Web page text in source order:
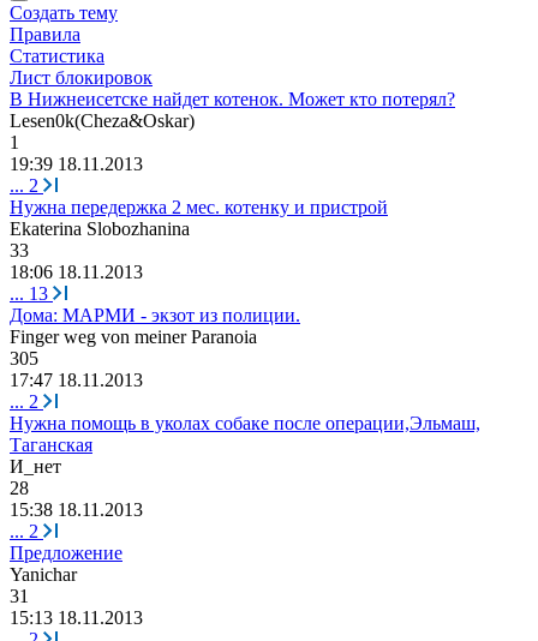
Создать тему
Правила
Статистика
Лист блокировок
В Нижнеисетске найдет котенок. Может кто потерял?
Lesen0k(Cheza&Oskar)
1
19:39 18.11.2013
... 2
Нужна передержка 2 мес. котенку и пристрой
Ekaterina Slobozhanina
33
18:06 18.11.2013
... 13
Дома: МАРМИ - экзот из полиции.
Finger weg von meiner Paranoia
305
17:47 18.11.2013
... 2
Нужна помощь в уколах собаке после операции,Эльмаш,
Таганская
И нет
28
15:38 18.11.2013
... 2
Предложение
Yanichar
31
15:13 18.11.2013